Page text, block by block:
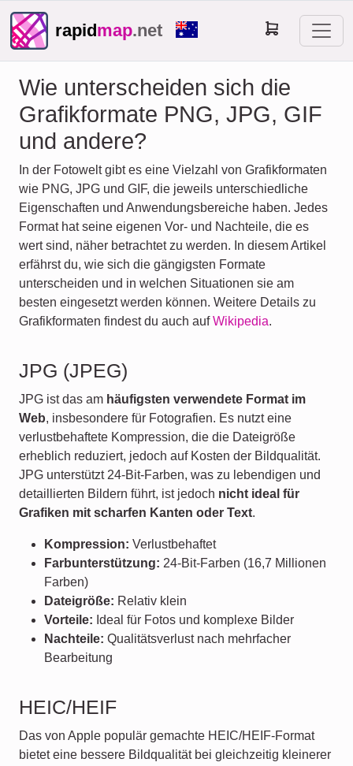
rapidmap.net
Wie unterscheiden sich die
Grafikformate PNG, JPG, GIF
und andere?
In der Fotowelt gibt es eine Vielzahl von Grafikformaten
wie PNG, JPG und GIF, die jeweils unterschiedliche
Eigenschaften und Anwendungsbereiche haben. Jedes
Format hat seine eigenen Vor- und Nachteile, die es
wert sind, näher betrachtet zu werden. In diesem Artikel
erfährst du, wie sich die gängigsten Formate
unterscheiden und in welchen Situationen sie am
besten eingesetzt werden können. Weitere Details zu
Grafikformaten findest du auch aufWikipedia.
JPG (JPEG)
JPG ist das am häufigsten verwendete Format im
Web, insbesondere für Fotografien. Es nutzt eine
verlustbehaftete Kompression, die die Dateigröße
erheblich reduziert, jedoch auf Kosten der Bildqualität.
JPG unterstützt 24-Bit-Farben, was zu lebendigen und
detaillierten Bildern führt, ist jedoch nicht ideal für
Grafiken mit scharfen Kanten oder Text.
Kompression: Verlustbehaftet
Farbunterstützung: 24-Bit-Farben (16,7 Millionen
Farben)
Dateigröße: Relativ klein
Vorteile: Ideal für Fotos und komplexe Bilder
Nachteile: Qualitätsverlust nach mehrfacher
Bearbeitung
HEIC/HEIF
Das von Apple populär gemachte HEIC/HEIF-Format
bietet eine bessere Bildqualität bei gleichzeitig kleinerer